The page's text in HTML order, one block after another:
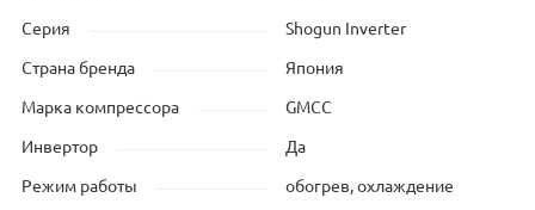
Серия Shogun Inverter
Страна бренда Япония
Марка компрессора GMCC
Инвертор Да
Режим работы обогрев, охлаждение